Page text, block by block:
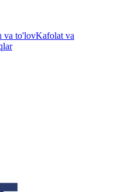
va to'lovKafolat va